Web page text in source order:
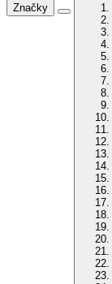
Značky